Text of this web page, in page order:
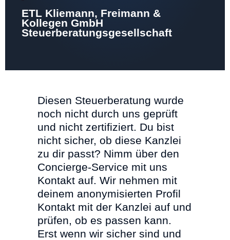
ETL Kliemann, Freimann &
Kollegen GmbH
Steuerberatungsgesellschaft
Diesen Steuerberatung wurde
noch nicht durch uns geprüft
und nicht zertifiziert. Du bist
nicht sicher, ob diese Kanzlei
zu dir passt? Nimm über den
Concierge-Service mit uns
Kontakt auf. Wir nehmen mit
deinem anonymisierten Profil
Kontakt mit der Kanzlei auf und
prüfen, ob es passen kann.
Erst wenn wir sicher sind und